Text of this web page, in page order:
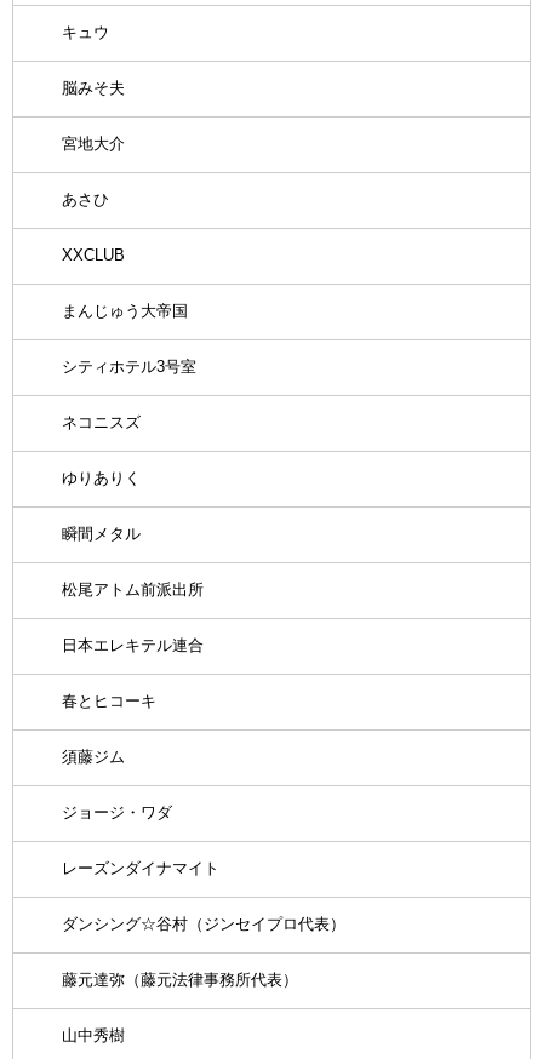
キュウ
脳みそ夫
宮地大介
あさひ
XXCLUB
まんじゅう大帝国
シティホテル3号室
ネコニスズ
ゆりありく
瞬間メタル
松尾アトム前派出所
日本エレキテル連合
春とヒコーキ
須藤ジム
ジョージ・ワダ
レーズンダイナマイト
ダンシング☆谷村（ジンセイプロ代表）
藤元達弥（藤元法律事務所代表）
山中秀樹